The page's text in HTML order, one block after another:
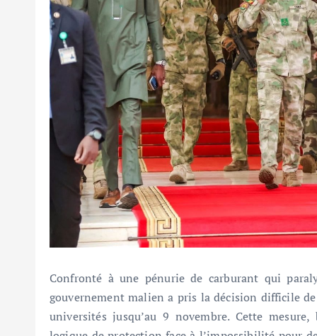
Confronté à une pénurie de carburant qui
gouvernement malien a pris la décision difficile
universités jusqu’au 9 novembre. Cette